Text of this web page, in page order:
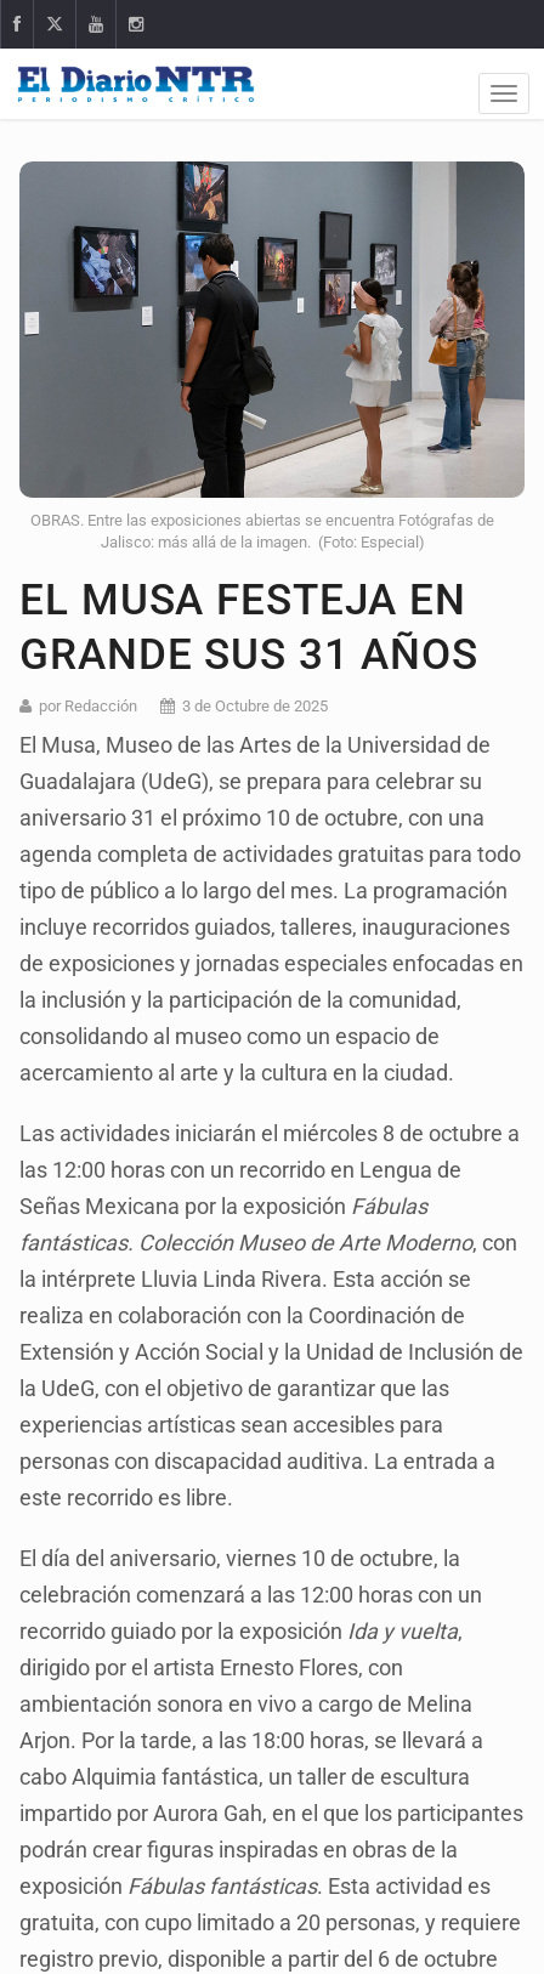
OBRAS. Entre las exposiciones abiertas se encuentra Fotógrafas de
Jalisco: más allá de la imagen. (Foto: Especial)
EL MUSA FESTEJA EN
GRANDE SUS 31 AÑOS
por Redacción 3 de Octubre de 2025
El Musa, Museo de las Artes de la Universidad de
Guadalajara (UdeG), se prepara para celebrar su
aniversario 31 el próximo 10 de octubre, con una
agenda completa de actividades gratuitas para todo
tipo de público a lo largo del mes. La programación
incluye recorridos guiados, talleres, inauguraciones
de exposiciones y jornadas especiales enfocadas en
la inclusión y la participación de la comunidad,
consolidando al museo como un espacio de
acercamiento al arte y la cultura en la ciudad.
Las actividades iniciarán el miércoles 8 de octubre a
las 12:00 horas con un recorrido en Lengua de
Señas Mexicana por la exposición Fábulas
fantásticas. Colección Museo de Arte Moderno, con
la intérprete Lluvia Linda Rivera. Esta acción se
realiza en colaboración con la Coordinación de
Extensión y Acción Social y la Unidad de Inclusión de
la UdeG, con el objetivo de garantizar que las
experiencias artísticas sean accesibles para
personas con discapacidad auditiva. La entrada a
este recorrido es libre.
El día del aniversario, viernes 10 de octubre, la
celebración comenzará a las 12:00 horas con un
recorrido guiado por la exposición Ida y vuelta,
dirigido por el artista Ernesto Flores, con
ambientación sonora en vivo a cargo de Melina
Arjon. Por la tarde, a las 18:00 horas, se llevará a
cabo Alquimia fantástica, un taller de escultura
impartido por Aurora Gah, en el que los participantes
podrán crear figuras inspiradas en obras de la
exposición Fábulas fantásticas. Esta actividad es
gratuita, con cupo limitado a 20 personas, y requiere
registro previo, disponible a partir del 6 de octubre